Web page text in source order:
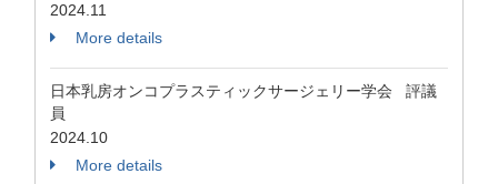
2024.11
More details
日本乳房オンコプラスティックサージェリー学会 評議
員
2024.10
More details